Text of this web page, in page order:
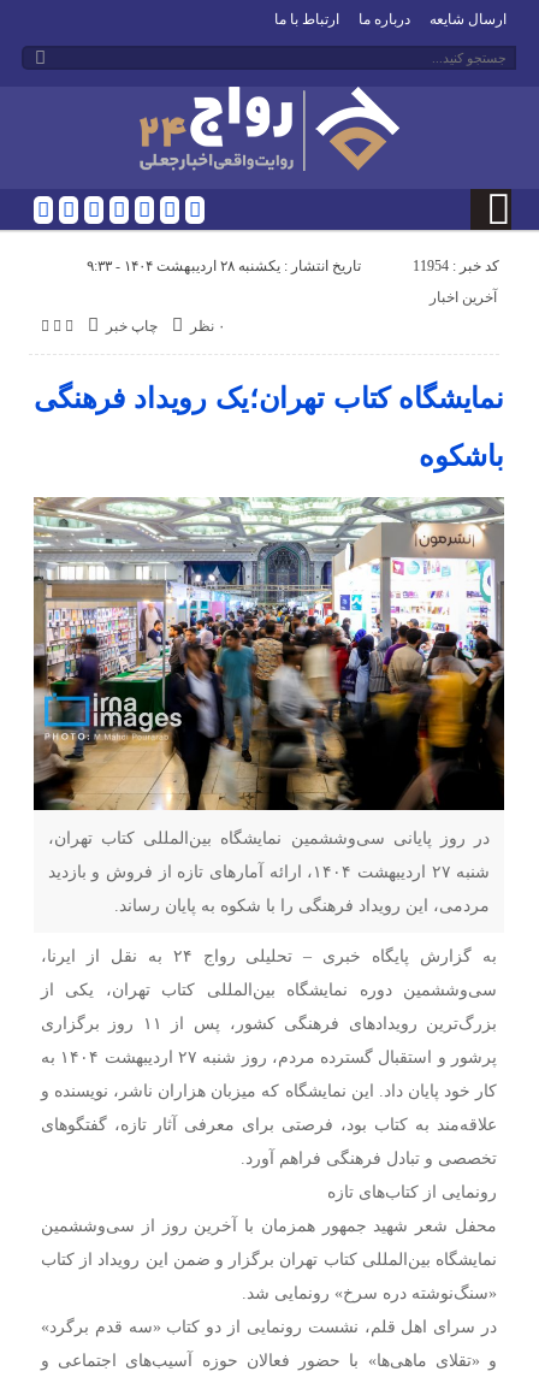
ارسال شایعه درباره ما ارتباط با ما
کد خبر : 11954 تاریخ انتشار : یکشنبه ۲۸ اردیبهشت ۱۴۰۴ - ۹:۳۳
چاپ خبر ۰ نظر
آخرین اخبار
نمایشگاه کتاب تهران؛یک رویداد فرهنگی
باشکوه
در روز پایانی سی‌وششمین نمایشگاه بین‌المللی کتاب تهران،
شنبه ۲۷ اردیبهشت ۱۴۰۴، ارائه آمارهای تازه از فروش و بازدید
مردمی، این رویداد فرهنگی را با شکوه به پایان رساند.
به گزارش پایگاه خبری – تحلیلی رواج ۲۴ به نقل از ایرنا،
سی‌وششمین دوره نمایشگاه بین‌المللی کتاب تهران، یکی از
بزرگ‌ترین رویدادهای فرهنگی کشور، پس از ۱۱ روز برگزاری
پرشور و استقبال گسترده مردم، روز شنبه ۲۷ اردیبهشت ۱۴۰۴ به
کار خود پایان داد. این نمایشگاه که میزبان هزاران ناشر، نویسنده و
علاقه‌مند به کتاب بود، فرصتی برای معرفی آثار تازه، گفتگوهای
تخصصی و تبادل فرهنگی فراهم آورد.
رونمایی از کتاب‌های تازه
محفل شعر شهید جمهور همزمان با آخرین روز از سی‌وششمین
نمایشگاه بین‌المللی کتاب تهران برگزار و ضمن این رویداد از کتاب
«سنگ‌نوشته دره سرخ» رونمایی شد.
در سرای اهل قلم، نشست رونمایی از دو کتاب «سه قدم برگرد»
و «تقلای ماهی‌ها» با حضور فعالان حوزه آسیب‌های اجتماعی و